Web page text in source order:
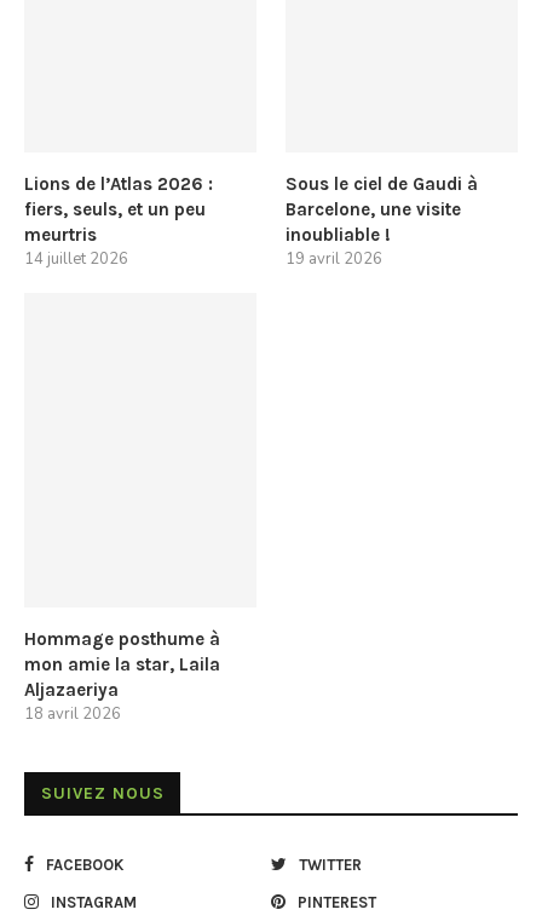
Lions de l’Atlas 2026 :
fiers, seuls, et un peu
meurtris
14 juillet 2026
Sous le ciel de Gaudi à
Barcelone, une visite
inoubliable !
19 avril 2026
Hommage posthume à
mon amie la star, Laila
Aljazaeriya
18 avril 2026
SUIVEZ NOUS
FACEBOOK TWITTER
INSTAGRAM PINTEREST